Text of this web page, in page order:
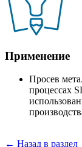
Применение
Просев
процессах
← Назад в раздел